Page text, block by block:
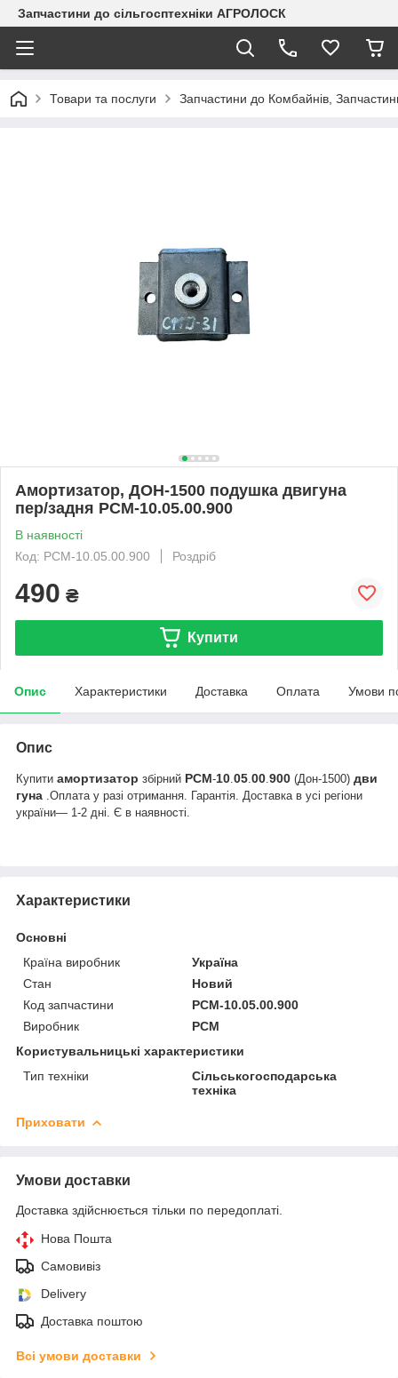
Запчастини до сільгосптехніки АГРОЛОСК
Товари та послуги Запчастини до Комбайнів,
Амортизатор, ДОН-1500 подушка двигуна
пер/задня РСМ-10.05.00.900
В наявності
Код: РСМ-10.05.00.900
Роздріб
490 ₴
Купити
Опис Характеристики Доставка Оплата Умови
Опис
Купити амортизатор збірний РСМ-10 05 00 900 (Дон-1500) дви
гуна Оплата у разі отримання. Гарантія. Доставка в усі регіони
україни— 1-2 дні. Є в наявності.
Характеристики
Основні
Країна виробник
Україна
Стан
Новий
Код запчастини
РСМ-10.05.00.900
Виробник
РСМ
Користувальницькі характеристики
Тип техніки
Сільськогосподарська
техніка
Приховати
Умови доставки
Доставка здійснюється тільки по передоплаті.
Нова Пошта
Самовивіз
Delivery
Доставка поштою
Всі умови доставки